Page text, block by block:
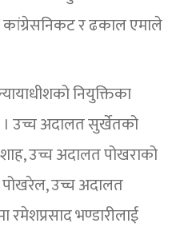
र ढकाल एमाले
नियुक्तिका
उच्च अदालत सुर्खेतको
शाह, उच्च अदालत पोखराको
पोखरेल, उच्च अदालत
रमेशप्रसाद भण्डारीलाई